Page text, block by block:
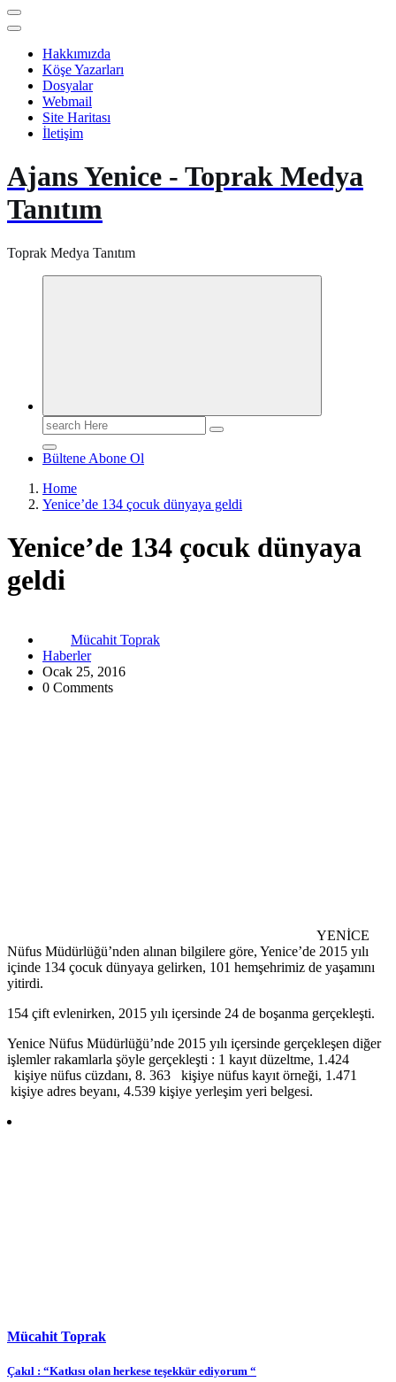
Hakkımızda
Köşe Yazarları
Dosyalar
Webmail
Site Haritası
İletişim
Ajans Yenice - Toprak Medya
Tanıtım
Toprak Medya Tanıtım
Search
for:
Bültene Abone Ol
Home
Yenice’de 134 çocuk dünyaya geldi
Yenice’de 134 çocuk dünyaya
geldi
Mücahit Toprak
Haberler
Ocak 25, 2016
0 Comments
YENİCE
Nüfus Müdürlüğü’nden alınan bilgilere göre, Yenice’de 2015 yılı
içinde 134 çocuk dünyaya gelirken, 101 hemşehrimiz de yaşamını
yitirdi.
154 çift evlenirken, 2015 yılı içersinde 24 de boşanma gerçekleşti.
Yenice Nüfus Müdürlüğü’nde 2015 yılı içersinde gerçekleşen diğer
işlemler rakamlarla şöyle gerçekleşti : 1 kayıt düzeltme, 1.424
kişiye nüfus cüzdanı, 8. 363 kişiye nüfus kayıt örneği, 1.471
kişiye adres beyanı, 4.539 kişiye yerleşim yeri belgesi.
Mücahit Toprak
Yazı
Çakıl : “Katkısı olan herkese teşekkür ediyorum “